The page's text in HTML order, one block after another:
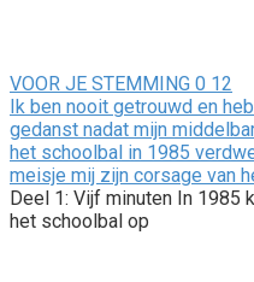
VOOR JE STEMMING 0 12
Ik ben nooit getrouwd en
gedanst nadat mijn
het schoolbal in 1985
meisje mij zijn corsage van
Deel 1: Vijf minuten In 1985
het schoolbal op